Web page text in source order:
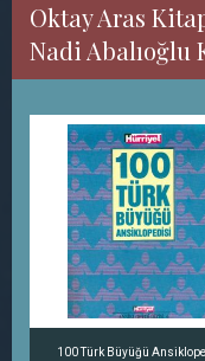
Oktay Aras
Nadi Abalıoğlu
100 Türk Büyüğü